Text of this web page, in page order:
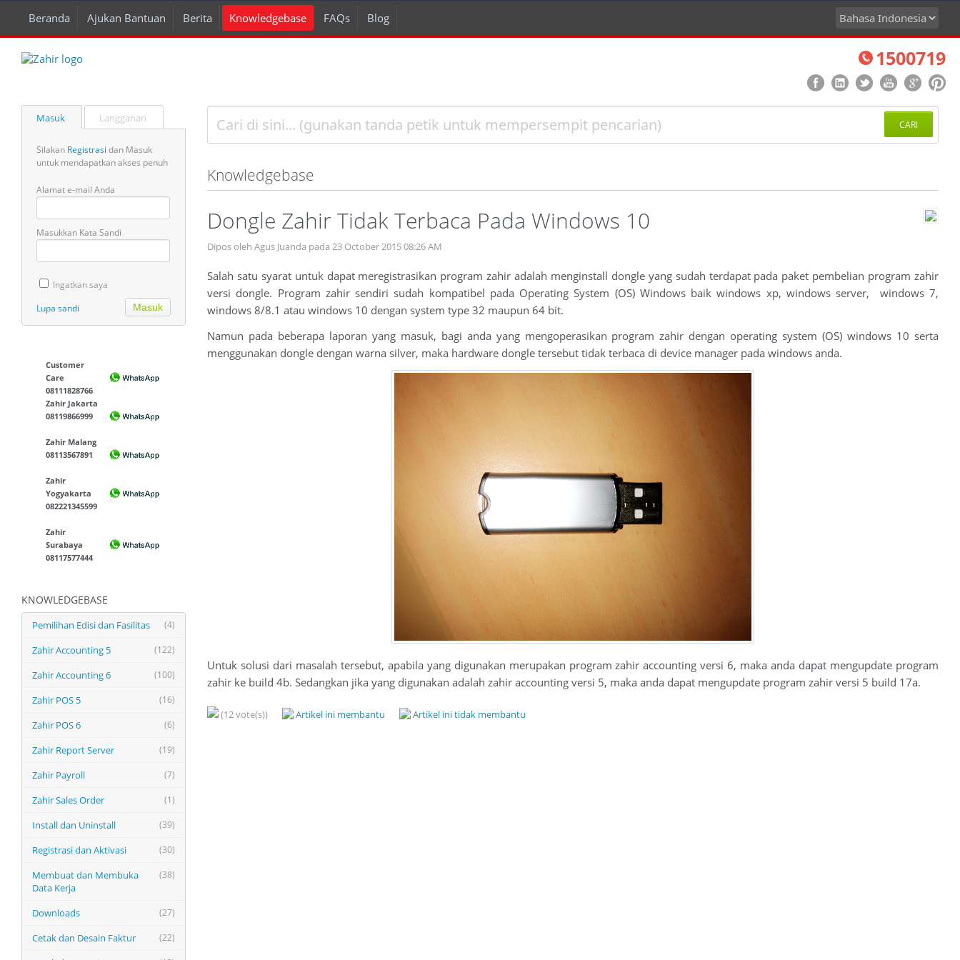
Beranda Ajukan Bantuan Berita Knowledgebase FAQs Blog
1500719
Masuk Langganan
Silakan Registrasi dan Masuk
untuk mendapatkan akses penuh
Alamat e-mail Anda
Masukkan Kata Sandi
Ingatkan saya
Lupa sandi
Customer
Care
08111828766
Zahir Jakarta
08119866999
Zahir Malang
08113567891
Zahir
Yogyakarta
082221345599
Zahir
Surabaya
08117577444
KNOWLEDGEBASE
(4)
Pemilihan Edisi dan Fasilitas
(122)
Zahir Accounting 5
(100)
Zahir Accounting 6
(16)
Zahir POS 5
(6)
Zahir POS 6
(19)
Zahir Report Server
(7)
Zahir Payroll
(1)
Zahir Sales Order
(39)
Install dan Uninstall
(30)
Registrasi dan Aktivasi
(38)
Membuat dan Membuka
Data Kerja
(27)
Downloads
(22)
Cetak dan Desain Faktur
CARI
Knowledgebase
Dongle Zahir Tidak Terbaca Pada Windows 10
Dipos oleh Agus Juanda pada 23 October 2015 08:26 AM
Salah satu syarat untuk dapat meregistrasikan program zahir adalah menginstall dongle yang sudah terdapat pada paket pembelian program zahir
versi dongle. Program zahir sendiri sudah kompatibel pada Operating System (OS) Windows baik windows xp, windows server, windows 7,
windows 8/8.1 atau windows 10 dengan system type 32 maupun 64 bit.
Namun pada beberapa laporan yang masuk, bagi anda yang mengoperasikan program zahir dengan operating system (OS) windows 10 serta
menggunakan dongle dengan warna silver, maka hardware dongle tersebut tidak terbaca di device manager pada windows anda.
Untuk solusi dari masalah tersebut, apabila yang digunakan merupakan program zahir accounting versi 6, maka anda dapat mengupdate program
zahir ke build 4b. Sedangkan jika yang digunakan adalah zahir accounting versi 5, maka anda dapat mengupdate program zahir versi 5 build 17a.
(12 vote(s)) Artikel ini membantu Artikel ini tidak membantu